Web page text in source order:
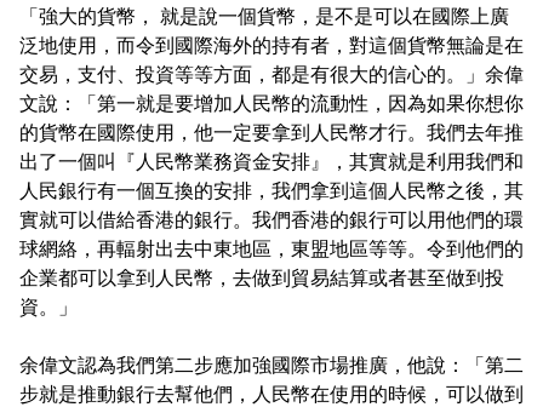
「強大的貨幣， 就是說一個貨幣，是不是可以在國際上廣
泛地使用，而令到國際海外的持有者，對這個貨幣無論是在
交易，支付、投資等等方面，都是有很大的信心的。」余偉
文說：「第一就是要增加人民幣的流動性，因為如果你想你
的貨幣在國際使用，他一定要拿到人民幣才行。我們去年推
出了一個叫『人民幣業務資金安排』，其實就是利用我們和
人民銀行有一個互換的安排，我們拿到這個人民幣之後，其
實就可以借給香港的銀行。我們香港的銀行可以用他們的環
球網絡，再輻射出去中東地區，東盟地區等等。令到他們的
企業都可以拿到人民幣，去做到貿易結算或者甚至做到投
資。」
余偉文認為我們第二步應加強國際市場推廣，他說：「第二
步就是推動銀行去幫他們，人民幣在使用的時候，可以做到